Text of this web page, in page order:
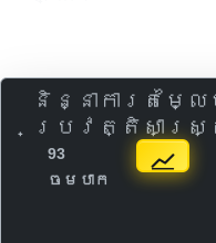
និន្នាការតម្
ប្រវត្តិសាស្ត្រ
93
ចមបាក